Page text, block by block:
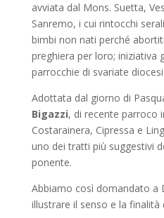
avviata dal Mons. Suetta,
Sanremo, i cui rintocchi
bimbi non nati perché
preghiera per loro; iniziativa
parrocchie di svariate diocesi
Adottata dal giorno di
Bigazzi, di recente parroco
Costarainera, Cipressa e
uno deitratti più suggestivi
ponente.
Abbiamo così domandato a
illustrare il senso e la finalità